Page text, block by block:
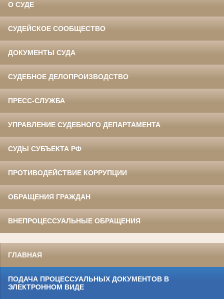
О СУДЕ
СУДЕЙСКОЕ СООБЩЕСТВО
ДОКУМЕНТЫ СУДА
СУДЕБНОЕ ДЕЛОПРОИЗВОДСТВО
ПРЕСС-СЛУЖБА
УПРАВЛЕНИЕ СУДЕБНОГО ДЕПАРТАМЕНТА
СУДЫ СУБЪЕКТА РФ
ПРОТИВОДЕЙСТВИЕ КОРРУПЦИИ
ОБРАЩЕНИЯ ГРАЖДАН
ВНЕПРОЦЕССУАЛЬНЫЕ ОБРАЩЕНИЯ
ГЛАВНАЯ
ПОДАЧА ПРОЦЕССУАЛЬНЫХ ДОКУМЕНТОВ В
ЭЛЕКТРОННОМ ВИДЕ